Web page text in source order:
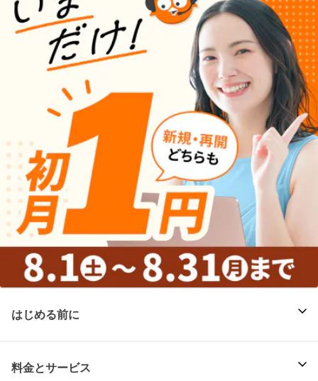
はじめる前に
料金とサービス